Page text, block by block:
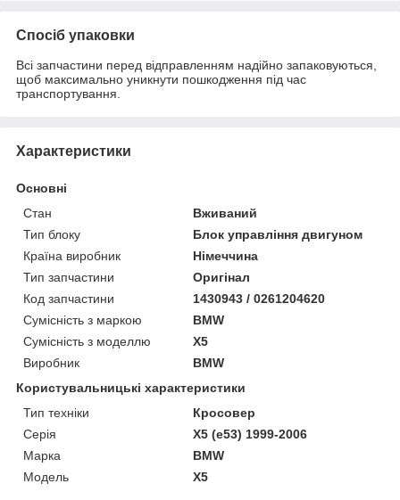
Спосіб упаковки
Всі запчастини перед відправленням надійно запаковуються,
щоб максимально уникнути пошкодження під час
транспортування.
Характеристики
Основні
Стан
Вживаний
Тип блоку
Блок управління двигуном
Країна виробник
Німеччина
Тип запчастини
Оригінал
Код запчастини
1430943 / 0261204620
Сумісність з маркою
BMW
Сумісність з моделлю
X5
Виробник
BMW
Користувальницькі характеристики
Тип техніки
Кросовер
Серія
X5 (e53) 1999-2006
Марка
BMW
Модель
X5